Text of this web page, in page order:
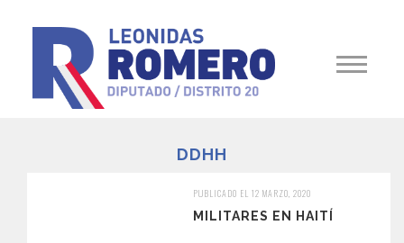
DDHH
PUBLICADO EL 12 MARZO, 2020
MILITARES EN HAITÍ